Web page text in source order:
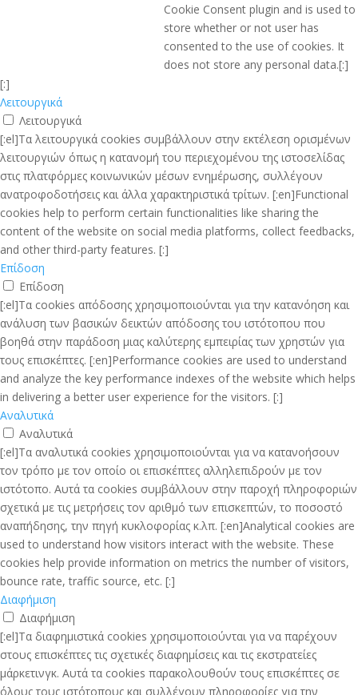
Cookie Consent plugin and is used to
store whether or not user has
consented to the use of cookies. It
does not store any personal data.[:]
[:]
Λειτουργικά
Λειτουργικά
[:el]Τα λειτουργικά cookies συμβάλλουν στην εκτέλεση ορισμένων
λειτουργιών όπως η κατανομή του περιεχομένου της ιστοσελίδας
στις πλατφόρμες κοινωνικών μέσων ενημέρωσης, συλλέγουν
ανατροφοδοτήσεις και άλλα χαρακτηριστικά τρίτων. [:en]Functional
cookies help to perform certain functionalities like sharing the
content of the website on social media platforms, collect feedbacks,
and other third-party features. [:]
Επίδοση
Επίδοση
[:el]Τα cookies απόδοσης χρησιμοποιούνται για την κατανόηση και
ανάλυση των βασικών δεικτών απόδοσης του ιστότοπου που
βοηθά στην παράδοση μιας καλύτερης εμπειρίας των χρηστών για
τους επισκέπτες. [:en]Performance cookies are used to understand
and analyze the key performance indexes of the website which helps
in delivering a better user experience for the visitors. [:]
Αναλυτικά
Αναλυτικά
[:el]Τα αναλυτικά cookies χρησιμοποιούνται για να κατανοήσουν
τον τρόπο με τον οποίο οι επισκέπτες αλληλεπιδρούν με τον
ιστότοπο. Αυτά τα cookies συμβάλλουν στην παροχή πληροφοριών
σχετικά με τις μετρήσεις τον αριθμό των επισκεπτών, το ποσοστό
αναπήδησης, την πηγή κυκλοφορίας κ.λπ. [:en]Analytical cookies are
used to understand how visitors interact with the website. These
cookies help provide information on metrics the number of visitors,
bounce rate, traffic source, etc. [:]
Διαφήμιση
Διαφήμιση
[:el]Τα διαφημιστικά cookies χρησιμοποιούνται για να παρέχουν
στους επισκέπτες τις σχετικές διαφημίσεις και τις εκστρατείες
μάρκετινγκ. Αυτά τα cookies παρακολουθούν τους επισκέπτες σε
όλους τους ιστότοπους και συλλέγουν πληροφορίες για την